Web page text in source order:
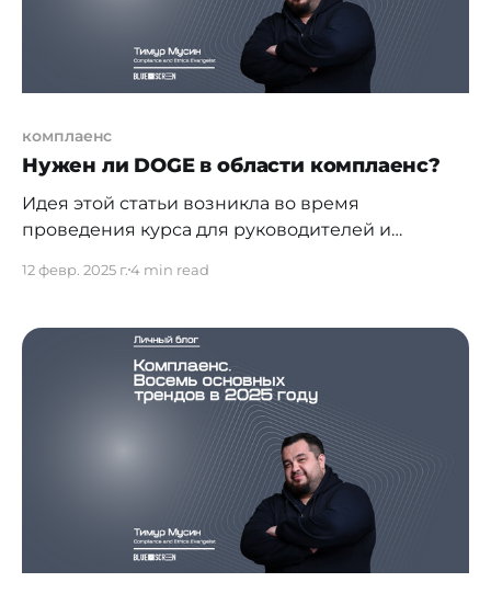
комплаенс
Нужен ли DOGE в области комплаенс?
Идея этой статьи возникла во время
проведения курса для руководителей и
процессе обсуждения их ожиданий и болевых
стало очевидно, что многие воспринимают
комплаенс как чрезмерно
бюрократизированную, затратную и негибкую
систему. Вместо реальной защиты бизнеса
комплаенс в данном случае превращается
12 февр. 2025 г.4 min read